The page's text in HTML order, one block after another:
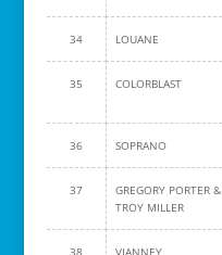
34 LOUANE
35 COLORBLAST
36 SOPRANO
37
GREGORY PORTER &
TROY MILLER
38 VIANNEY